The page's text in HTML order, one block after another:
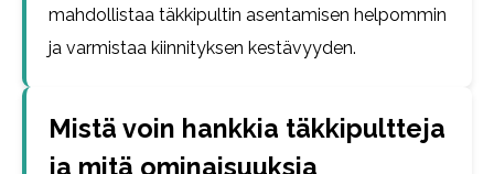
mahdollistaa täkkipultin asentamisen helpommin
ja varmistaa kiinnityksen kestävyyden.
Mistä voin hankkia täkkipultteja
ja mitä ominaisuuksia